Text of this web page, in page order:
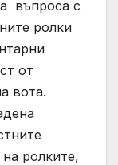
въпроса с
ролки
от
вота.
ролките,